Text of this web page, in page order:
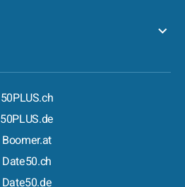
50PLUS.ch
50PLUS.de
Boomer.at
Date50.ch
Date50.de